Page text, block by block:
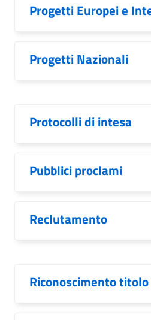
Progetti Europei e
Progetti Nazionali
Protocolli di intesa
Pubblici proclami
Reclutamento
Riconoscimento